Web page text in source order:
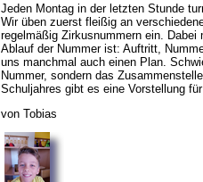
Jeden Montag in der letzten Stunde
Wir üben zuerst fleißig an
regelmäßig Zirkusnummern ein. Dabei
Ablauf der Nummer ist: Auftritt,
uns manchmal auch einen Plan.
Nummer, sondern das
Schuljahres gibt es eine Vorstellung
von Tobias